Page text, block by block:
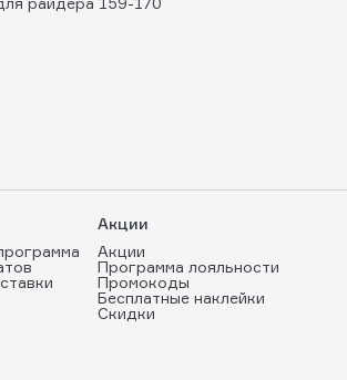
Акции
Акции
Программа лояльности
Промокоды
Бесплатные наклейки
Скидки